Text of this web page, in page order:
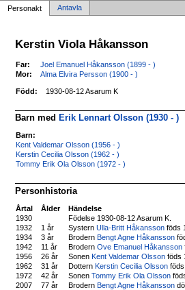
Personakt Antavla
Kerstin Viola Håkansson
Far:
Joel Emanuel Håkansson (1899 - )
Mor:
Alma Elvira Persson (1900 - )
Född: 1930-08-12 Asarum K
Barn med Erik Lennart Olsson (1930 - )
Barn:
Kent Valdemar Olsson (1956 - )
Kerstin Cecilia Olsson (1962 - )
Tommy Erik Ola Olsson (1972 - )
Personhistoria
Årtal Ålder
Händelse
1930
Födelse 1930-08-12 Asarum K.
1932
1 år SysternUlla-Britt Håkansson föds
1934
3 år BrodernBengt Agne Håkansson
1942
11 år BrodernOve Emanuel Håkansson
1956
26 år SonenKent Valdemar Olsson föds
1962
31 år DotternKerstin Cecilia Olsson föds
1972
42 år SonenTommy Erik Ola Olsson
2007
77 år BrodernBengt Agne Håkansson